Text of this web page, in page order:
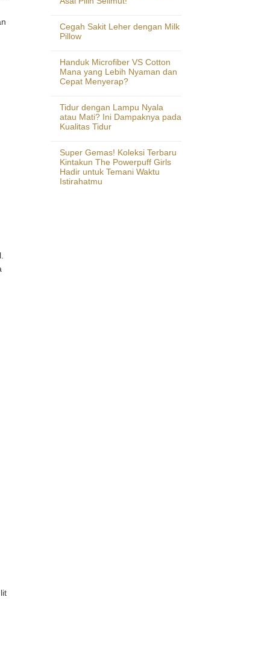
Cegah Sakit Leher dengan Milk
Pillow
Handuk Microfiber VS Cotton
Mana yang Lebih Nyaman dan
Cepat Menyerap?
Tidur dengan Lampu Nyala
atau Mati? Ini Dampaknya pada
Kualitas Tidur
Super Gemas! Koleksi Terbaru
Kintakun The Powerpuff Girls
Hadir untuk Temani Waktu
Istirahatmu